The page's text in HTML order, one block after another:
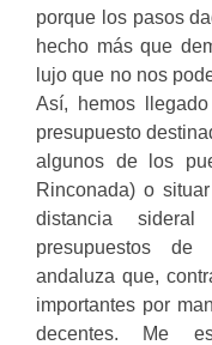
porque los pasos
hecho más que
lujo que no nos
Así, hemos
presupuesto
algunos de los
Rinconada) o
distancia
presupuestos
andaluza que,
importantes por
decentes. Me